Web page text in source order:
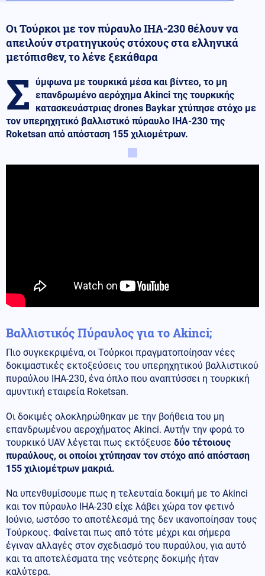
Οι Τούρκοι με τον πύραυλο IHA-230 θέλουν να
απειλούν στρατηγικούς στόχους στα ελληνικά
μετόπισθεν, το λένε ξεκάθαρα
Σ ύμφωνα με τουρκικά μέσα και βίντεο, το μη
επανδρωμένο αερόχημα Akinci της τουρκικής
κατασκευάστριας drones Baykar χτύπησε στόχο με
τον υπερηχητικό βαλλιστικό πύραυλο IHA-230 της
Roketsan από απόσταση 155 χιλιομέτρων.
Βαλλιστικός Πύραυλος για το Akinci;
Πιο συγκεκριμένα, οι Τούρκοι πραγματοποίησαν νέες
δοκιμαστικές εκτοξεύσεις του υπερηχητικού βαλλιστικού
πυραύλου IHA-230, ένα όπλο που αναπτύσσει η τουρκική
αμυντική εταιρεία Roketsan.
Οι δοκιμές ολοκληρώθηκαν με την βοήθεια του μη
επανδρωμένου αεροχήματος Akinci. Αυτήν την φορά το
τουρκικό UAV λέγεται πως εκτόξευσε δύο τέτοιους
πυραύλους, οι οποίοι χτύπησαν τον στόχο από απόσταση
155 χιλιομέτρων μακριά.
Να υπενθυμίσουμε πως η τελευταία δοκιμή με το Akinci
και τον πύραυλο IHA-230 είχε λάβει χώρα τον φετινό
Ιούνιο, ωστόσο το αποτέλεσμά της δεν ικανοποίησαν τους
Τούρκους. Φαίνεται πως από τότε μέχρι και σήμερα
έγιναν αλλαγές στον σχεδιασμό του πυραύλου, για αυτό
και τα αποτελέσματα της νεότερης δοκιμής ήταν
καλύτερα.